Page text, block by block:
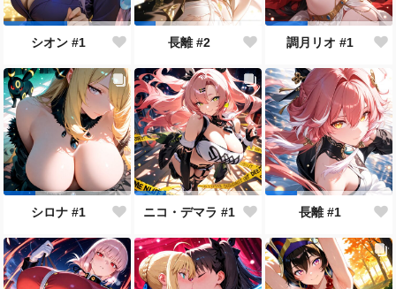
シオン #1 長離 #2 調月リオ #1
シロナ #1 ニコ・デマラ #1 長離 #1